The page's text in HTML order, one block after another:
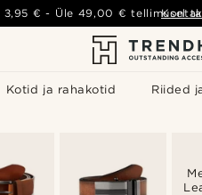
Kotid ja rahakotid Riided
3,95 € - Üle 49,00 € tellimusel